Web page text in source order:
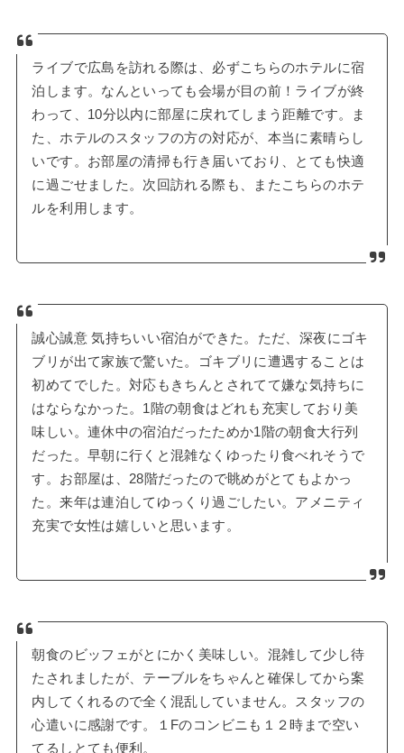
ライブで広島を訪れる際は、必ずこちらのホテルに宿
泊します。なんといっても会場が目の前！ライブが終
わって、10分以内に部屋に戻れてしまう距離です。ま
た、ホテルのスタッフの方の対応が、本当に素晴らし
いです。お部屋の清掃も行き届いており、とても快適
に過ごせました。次回訪れる際も、またこちらのホテ
ルを利用します。
誠心誠意 気持ちいい宿泊ができた。ただ、深夜にゴキ
ブリが出て家族で驚いた。ゴキブリに遭遇することは
初めてでした。対応もきちんとされてて嫌な気持ちに
はならなかった。1階の朝食はどれも充実しており美
味しい。連休中の宿泊だったためか1階の朝食大行列
だった。早朝に行くと混雑なくゆったり食べれそうで
す。お部屋は、28階だったので眺めがとてもよかっ
た。来年は連泊してゆっくり過ごしたい。アメニティ
充実で女性は嬉しいと思います。
朝食のビッフェがとにかく美味しい。混雑して少し待
たされましたが、テーブルをちゃんと確保してから案
内してくれるので全く混乱していません。スタッフの
心遣いに感謝です。１Fのコンビニも１２時まで空い
てるしとても便利。